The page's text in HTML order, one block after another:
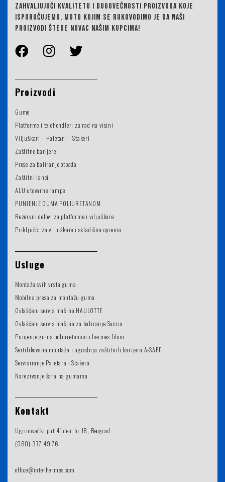
ZAHVALJUJUĆI KVALITETU I DUGOVEČNOSTI PROIZVODA KOJE
ISPORUČUJEMO, MOTO KOJIM SE RUKOVODIMO JE DA NAŠI
PROIZVODI ŠTEDE NOVAC NAŠIM KUPCIMA!
Proizvodi
Gume
Platforme i telehendleri za rad na visini
Viljuškari – Paletari – Stakeri
Zaštitne barijere
Prese za baliranje otpada
Zaštitni lanci
ALU utovarne rampe
PUNJENJE GUMA POLIURETANOM
Rezervni delovi za platforme i viljuškare
Priključci za viljuškare i skladišna oprema
Usluge
Montaža svih vrsta guma
Mobilna presa za montažu guma
Ovlašćeni servis mašina HAULOTTE
Ovlašćeni servis mašina za baliranje Sacria
Punjenje guma poliuretanom i hermes filom
Sertifikovana montaža i ugradnja zaštitnih barijera A-SAFE
Servisiranje Paletara i Stakera
Narezivanje šara na gumama
Kontakt
Ugrinovački put 41.deo, br 18, Beograd
(060) 377 49 76
office@interhermes.com